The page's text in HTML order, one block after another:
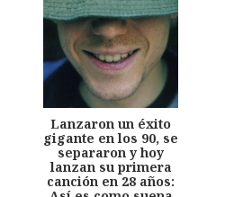
Lanzaron un éxito
gigante en los 90, se
separaron y hoy
lanzan su primera
canción en 28 años: